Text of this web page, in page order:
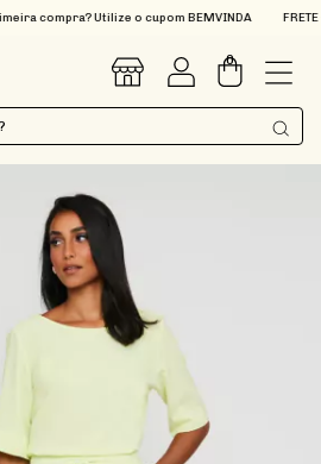
compra? Utilize o cupom BEMVINDA FRETE
0